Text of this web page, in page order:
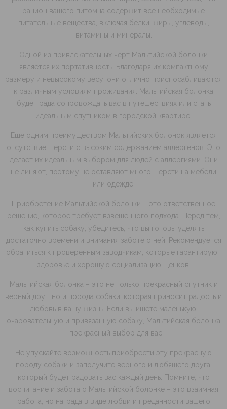
рацион вашего питомца содержит все необходимые
питательные вещества, включая белки, жиры, углеводы,
витамины и минералы.
Одной из привлекательных черт Мальтийской болонки
является их портативность. Благодаря их компактному
размеру и невысокому весу, они отлично приспосабливаются
к различным условиям проживания. Мальтийская болонка
будет рада сопровождать вас в путешествиях или стать
идеальным спутником в городской квартире.
Еще одним преимуществом Мальтийских болонок является
отсутствие шерсти с высоким содержанием аллергенов. Это
делает их идеальным выбором для людей с аллергиями. Они
не линяют, поэтому не оставляют много шерсти на мебели
или одежде.
Приобретение Мальтийской болонки – это ответственное
решение, которое требует взвешенного подхода. Перед тем,
как купить собаку, убедитесь, что вы готовы уделять
достаточно времени и внимания заботе о ней. Рекомендуется
обратиться к проверенным заводчикам, которые гарантируют
здоровье и хорошую социализацию щенков.
Мальтийская болонка – это не только прекрасный спутник и
верный друг, но и порода собаки, которая приносит радость и
любовь в вашу жизнь. Если вы ищете маленькую,
очаровательную и привязанную собаку, Мальтийская болонка
– прекрасный выбор для вас.
Не упускайте возможность приобрести эту прекрасную
породу собаки и заполучите верного и любящего друга,
который будет радовать вас каждый день. Помните, что
воспитание и забота о Мальтийской болонке – это взаимная
работа, но награда в виде любви и преданности вашего